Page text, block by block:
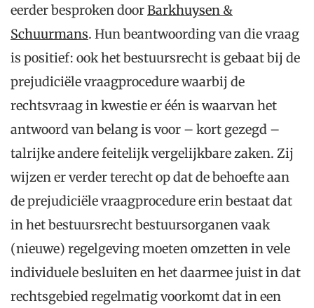
eerder besproken doorBarkhuysen &
Schuurmans. Hun beantwoording van die vraag
is positief: ook het bestuursrecht is gebaat bij de
prejudiciële vraagprocedure waarbij de
rechtsvraag in kwestie er één is waarvan het
antwoord van belang is voor – kort gezegd –
talrijke andere feitelijk vergelijkbare zaken. Zij
wijzen er verder terecht op dat de behoefte aan
de prejudiciële vraagprocedure erin bestaat dat
in het bestuursrecht bestuursorganen vaak
(nieuwe) regelgeving moeten omzetten in vele
individuele besluiten en het daarmee juist in dat
rechtsgebied regelmatig voorkomt dat in een